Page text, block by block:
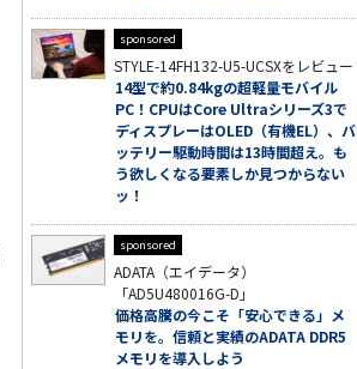
sponsored
STYLE-14FH132-U5-UCSXをレビュー
14型で約0.84kgの超軽量モバイル
PC！CPUはCore Ultraシリーズ3で
ディスプレーはOLED（有機EL）、バ
ッテリー駆動時間は13時間超え。も
う欲しくなる要素しか見つからない
ッ！
sponsored
ADATA（エイデータ）
「AD5U480016G-D」
価格高騰の今こそ「安心できる」メ
モリを。信頼と実績のADATA DDR5
メモリを導入しよう